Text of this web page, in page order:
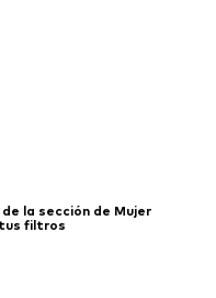
la sección de Mujer
filtros